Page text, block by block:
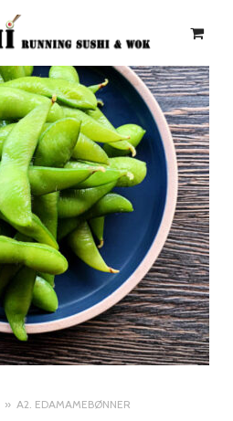
A2. EDAMAMEBØNNER